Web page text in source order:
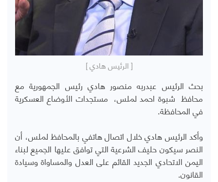
[ الرئيس هادي ]
بحث الرئيس عبدربه منصور هادي رئيس الجمهورية مع
محافظ شبوة احمد لملس، مستجدات الأوضاع العسكرية
في المحافظة.
وأكد الرئيس هادي خلال اتصال هاتفي بالمحافظ لملس، أن
النصر سيكون حليف الشرعية التي توافق عليها الجميع لبناء
اليمن الاتحادي الجديد القائم على العدل والمساواة وسيادة
القانون.